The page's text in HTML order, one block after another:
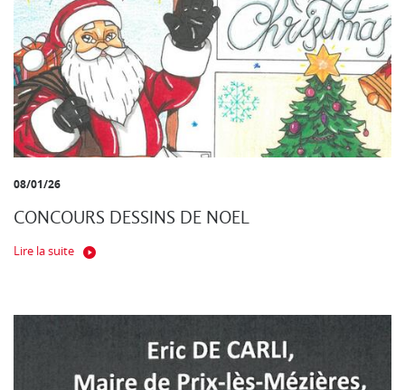
08/01/26
CONCOURS DESSINS DE NOEL
Lire la suite